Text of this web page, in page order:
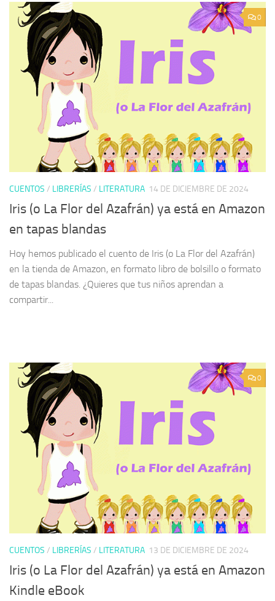
0
CUENTOS / LIBRERÍAS / LITERATURA 14 DE DICIEMBRE DE 2024
Iris (o La Flor del Azafrán) ya está en Amazon
en tapas blandas
Hoy hemos publicado el cuento de Iris (o La Flor del Azafrán)
en la tienda de Amazon, en formato libro de bolsillo o formato
de tapas blandas. ¿Quieres que tus niños aprendan a
compartir...
0
CUENTOS / LIBRERÍAS / LITERATURA 13 DE DICIEMBRE DE 2024
Iris (o La Flor del Azafrán) ya está en Amazon
Kindle eBook